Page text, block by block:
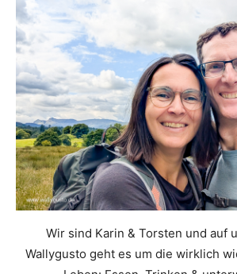
Wir sind Karin & Torsten und auf
Wallygusto geht es um die wirklich